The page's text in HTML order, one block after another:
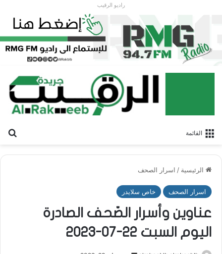
راديو الرقيب
القائمة
الرئيسية / اسرار الصحف
اسرار الصحف خاص سلايدر
عناوين وأسرار الصّحف الصادرة
اليوم السبت 22-07-2023